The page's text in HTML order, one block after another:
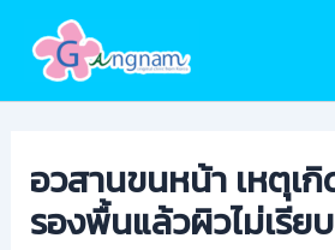
content
อวสานขนหน้า เหตุเ
รองพื้นแล้วผิวไม่เรีย